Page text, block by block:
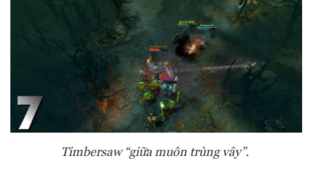
Timbersaw “giữa muôn trùng vây”.